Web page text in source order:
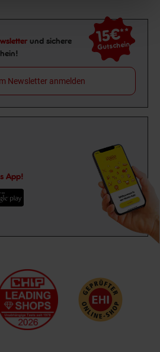
und sichere
15€**
Gutschein
Newsletter anmelden
App!